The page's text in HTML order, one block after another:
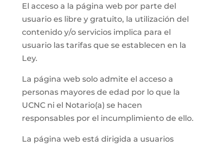
El acceso a la página web por parte del
usuario es libre y gratuito, la utilización del
contenido y/o servicios implica para el
usuario las tarifas que se establecen en la
Ley.
La página web solo admite el acceso a
personas mayores de edad por lo que la
UCNC ni el Notario(a) se hacen
responsables por el incumplimiento de ello.
La página web está dirigida a usuarios